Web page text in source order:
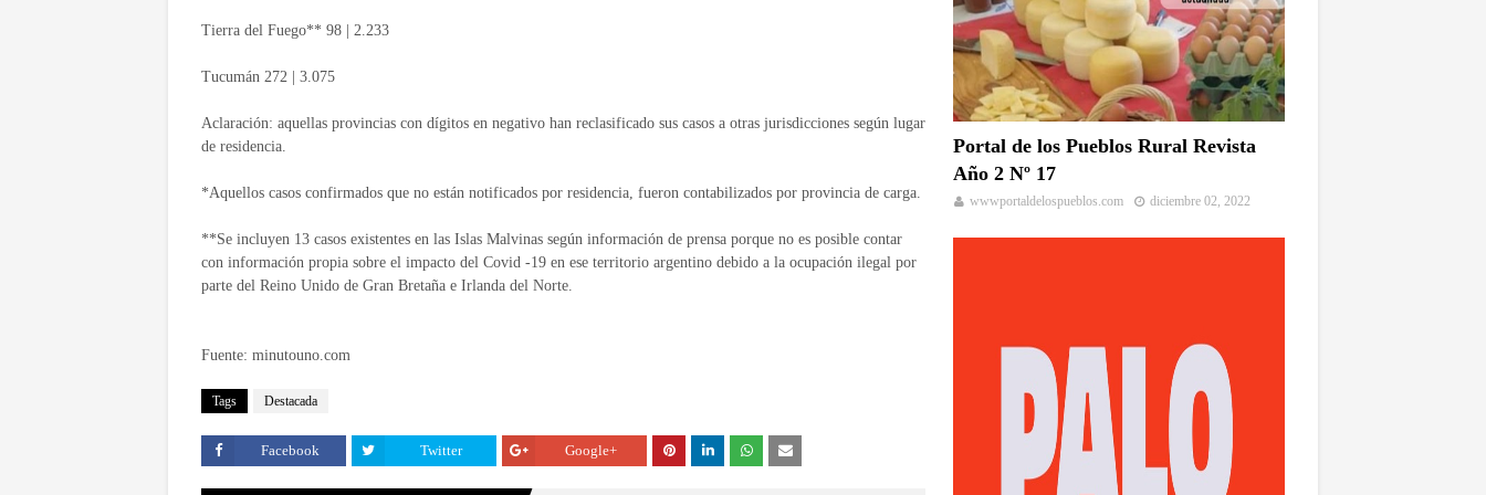
Tierra del Fuego** 98 | 2.233
Tucumán 272 | 3.075
Aclaración: aquellas provincias con dígitos en negativo han reclasificado sus casos a otras jurisdicciones según lugar
de residencia.
*Aquellos casos confirmados que no están notificados por residencia, fueron contabilizados por provincia de carga.
**Se incluyen 13 casos existentes en las Islas Malvinas según información de prensa porque no es posible contar
con información propia sobre el impacto del Covid -19 en ese territorio argentino debido a la ocupación ilegal por
parte del Reino Unido de Gran Bretaña e Irlanda del Norte.
Fuente: minutouno.com
Tags Destacada
Facebook Twitter Google+
Portal de los Pueblos Rural Revista
Año 2 Nº 17
wwwportaldelospueblos.com diciembre 02, 2022